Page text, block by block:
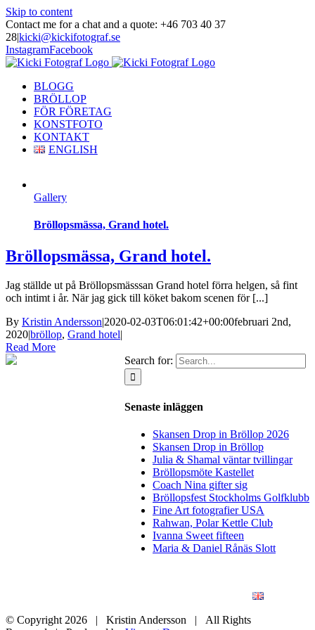
Skip to content
Contact me for a chat and a quote: +46 703 40 37
28|kicki@kickifotograf.se
InstagramFacebook
BLOGG
BRÖLLOP
FÖR FÖRETAG
KONSTFOTO
KONTAKT
ENGLISH
Gallery
Bröllopsmässa, Grand hotel.
Bröllopsmässa, Grand hotel.
Jag ställde ut på Bröllopsmässsan Grand hotel förra helgen, så fint
och intimt i år. När jag gick till köket bakom scenen för [...]
By Kristin Andersson|2020-02-03T06:01:42+00:00februari 2nd,
2020|bröllop, Grand hotel|
Read More
Search for:
Senaste inläggen
Skansen Drop in Bröllop 2026
Skansen Drop in Bröllop
Julia & Shamal väntar tvillingar
Bröllopsmöte Kastellet
Coach Nina gifter sig
Bröllopsfest Stockholms Golfklubb
Fine Art fotografier USA
Rahwan, Polar Kettle Club
Ivanna Sweet fifteen
Maria & Daniel Rånäs Slott
© Copyright 2026 | Kristin Andersson | All Rights